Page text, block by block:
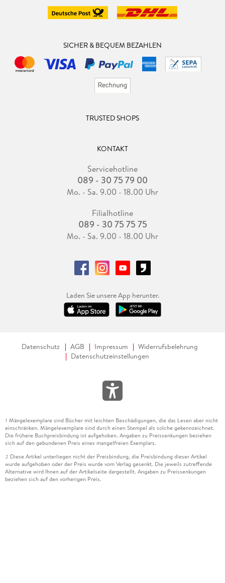
SICHER & BEQUEM BEZAHLEN
TRUSTED SHOPS
KONTAKT
Servicehotline
089 - 30 75 79 00
Mo. - Sa. 9.00 - 18.00 Uhr
Filialhotline
089 - 30 75 75 75
Mo. - Sa. 9.00 - 18.00 Uhr
Laden Sie unsere App herunter.
Datenschutz AGB Impressum
Widerrufsbelehrung
Datenschutzeinstellungen
1 Mängelexemplare sind Bücher mit leichten Beschädigungen, die das Lesen aber nicht
einschränken. Mängelexemplare sind durch einen Stempel als solche gekennzeichnet.
Die frühere Buchpreisbindung ist aufgehoben. Angaben zu Preissenkungen beziehen
sich auf den gebundenen Preis eines mangelfreien Exemplars.
2 Diese Artikel unterliegen nicht der Preisbindung, die Preisbindung dieser Artikel
wurde aufgehoben oder der Preis wurde vom Verlag gesenkt. Die jeweils zutreffende
Alternative wird Ihnen auf der Artikelseite dargestellt. Angaben zu Preissenkungen
beziehen sich auf den vorherigen Preis.